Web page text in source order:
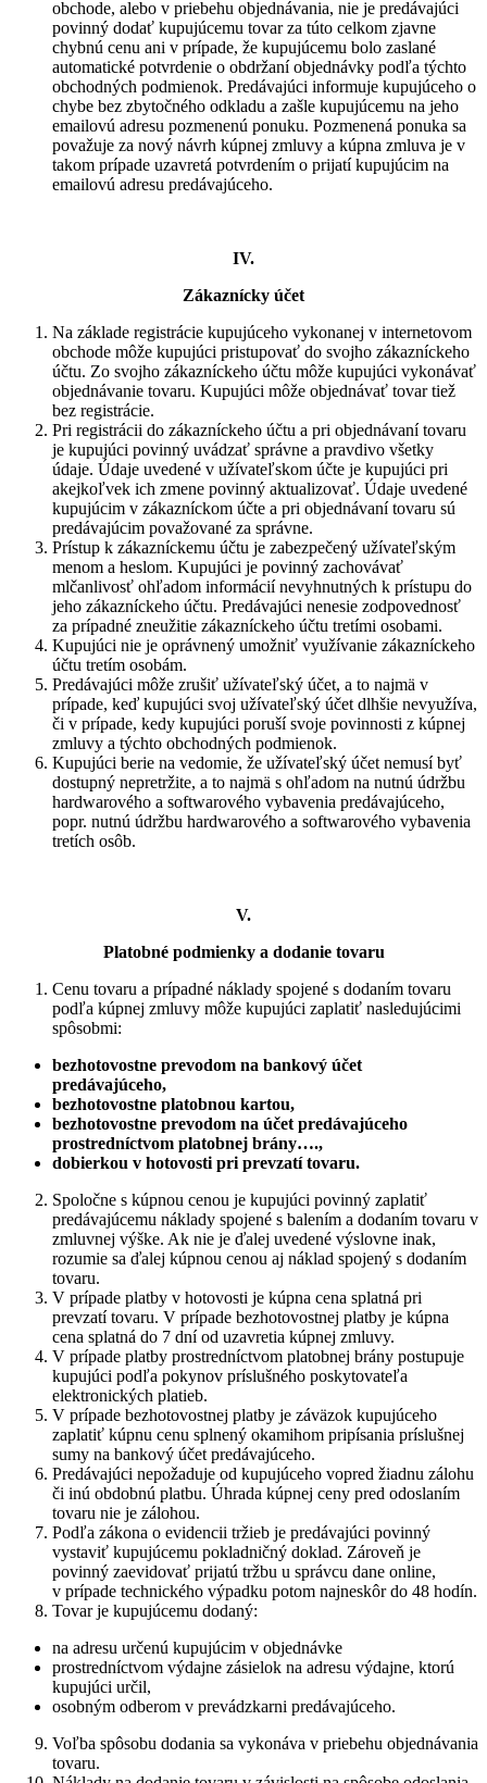
obchode, alebo v priebehu objednávania, nie je predávajúci
povinný dodať kupujúcemu tovar za túto celkom zjavne
chybnú cenu ani v prípade, že kupujúcemu bolo zaslané
automatické potvrdenie o obdržaní objednávky podľa týchto
obchodných podmienok. Predávajúci informuje kupujúceho o
chybe bez zbytočného odkladu a zašle kupujúcemu na jeho
emailovú adresu pozmenenú ponuku. Pozmenená ponuka sa
považuje za nový návrh kúpnej zmluvy a kúpna zmluva je v
takom prípade uzavretá potvrdením o prijatí kupujúcim na
emailovú adresu predávajúceho.
IV.
Zákaznícky účet
Na základe registrácie kupujúceho vykonanej v internetovom
obchode môže kupujúci pristupovať do svojho zákazníckeho
účtu. Zo svojho zákazníckeho účtu môže kupujúci vykonávať
objednávanie tovaru. Kupujúci môže objednávať tovar tiež
bez registrácie.
Pri registrácii do zákazníckeho účtu a pri objednávaní tovaru
je kupujúci povinný uvádzať správne a pravdivo všetky
údaje. Údaje uvedené v užívateľskom účte je kupujúci pri
akejkoľvek ich zmene povinný aktualizovať. Údaje uvedené
kupujúcim v zákazníckom účte a pri objednávaní tovaru sú
predávajúcim považované za správne.
Prístup k zákazníckemu účtu je zabezpečený užívateľským
menom a heslom. Kupujúci je povinný zachovávať
mlčanlivosť ohľadom informácií nevyhnutných k prístupu do
jeho zákazníckeho účtu. Predávajúci nenesie zodpovednosť
za prípadné zneužitie zákazníckeho účtu tretími osobami.
Kupujúci nie je oprávnený umožniť využívanie zákazníckeho
účtu tretím osobám.
Predávajúci môže zrušiť užívateľský účet, a to najmä v
prípade, keď kupujúci svoj užívateľský účet dlhšie nevyužíva,
či v prípade, kedy kupujúci poruší svoje povinnosti z kúpnej
zmluvy a týchto obchodných podmienok.
Kupujúci berie na vedomie, že užívateľský účet nemusí byť
dostupný nepretržite, a to najmä s ohľadom na nutnú údržbu
hardwarového a softwarového vybavenia predávajúceho,
popr. nutnú údržbu hardwarového a softwarového vybavenia
tretích osôb.
V.
Platobné podmienky a dodanie tovaru
Cenu tovaru a prípadné náklady spojené s dodaním tovaru
podľa kúpnej zmluvy môže kupujúci zaplatiť nasledujúcimi
spôsobmi:
bezhotovostne prevodom na bankový účet
predávajúceho,
bezhotovostne platobnou kartou,
bezhotovostne prevodom na účet predávajúceho
prostredníctvom platobnej brány….,
dobierkou v hotovosti pri prevzatí tovaru.
Spoločne s kúpnou cenou je kupujúci povinný zaplatiť
predávajúcemu náklady spojené s balením a dodaním tovaru v
zmluvnej výške. Ak nie je ďalej uvedené výslovne inak,
rozumie sa ďalej kúpnou cenou aj náklad spojený s dodaním
tovaru.
V prípade platby v hotovosti je kúpna cena splatná pri
prevzatí tovaru. V prípade bezhotovostnej platby je kúpna
cena splatná do 7 dní od uzavretia kúpnej zmluvy.
V prípade platby prostredníctvom platobnej brány postupuje
kupujúci podľa pokynov príslušného poskytovateľa
elektronických platieb.
V prípade bezhotovostnej platby je záväzok kupujúceho
zaplatiť kúpnu cenu splnený okamihom pripísania príslušnej
sumy na bankový účet predávajúceho.
Predávajúci nepožaduje od kupujúceho vopred žiadnu zálohu
či inú obdobnú platbu. Úhrada kúpnej ceny pred odoslaním
tovaru nie je zálohou.
Podľa zákona o evidencii tržieb je predávajúci povinný
vystaviť kupujúcemu pokladničný doklad. Zároveň je
povinný zaevidovať prijatú tržbu u správcu dane online,
v prípade technického výpadku potom najneskôr do 48 hodín.
Tovar je kupujúcemu dodaný:
na adresu určenú kupujúcim v objednávke
prostredníctvom výdajne zásielok na adresu výdajne, ktorú
kupujúci určil,
osobným odberom v prevádzkarni predávajúceho.
Voľba spôsobu dodania sa vykonáva v priebehu objednávania
tovaru.